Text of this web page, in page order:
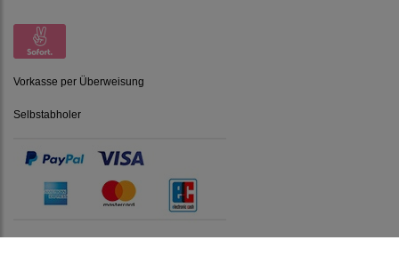
Vorkasse per Überweisung
Selbstabholer